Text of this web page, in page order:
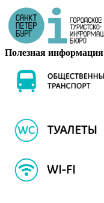
Полезная информация